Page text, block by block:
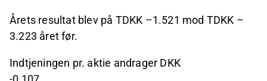
Årets resultat blev på TDKK –1.521 mod TDKK –
3.223 året før.
Indtjeningen pr. aktie andrager DKK